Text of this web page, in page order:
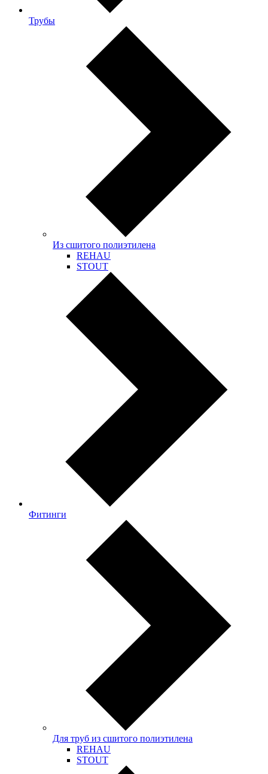
Трубы
Из сшитого полиэтилена
REHAU
STOUT
Фитинги
Для труб из сшитого полиэтилена
REHAU
STOUT